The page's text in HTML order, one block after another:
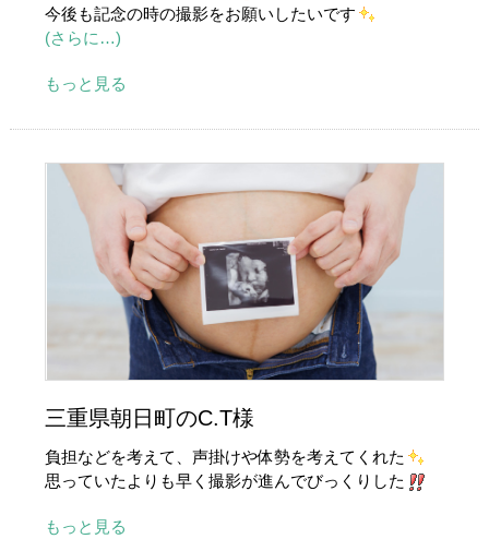
今後も記念の時の撮影をお願いしたいです
(さらに…)
もっと見る
三重県朝日町のC.T様
負担などを考えて、声掛けや体勢を考えてくれた
思っていたよりも早く撮影が進んでびっくりした
もっと見る